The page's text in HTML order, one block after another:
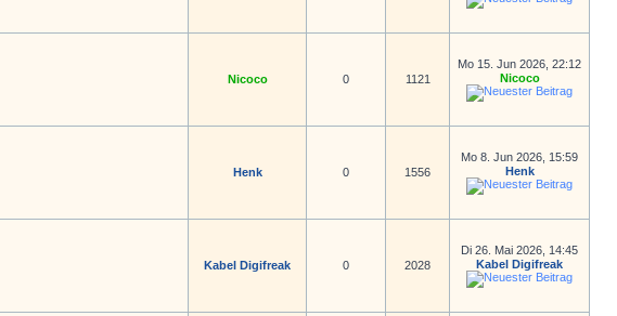
Nicoco 0 1121
Mo 15. Jun 2026, 22:12
Nicoco
Henk 0 1556
Mo 8. Jun 2026, 15:59
Henk
Kabel Digifreak 0 2028
Di 26. Mai 2026, 14:45
Kabel Digifreak